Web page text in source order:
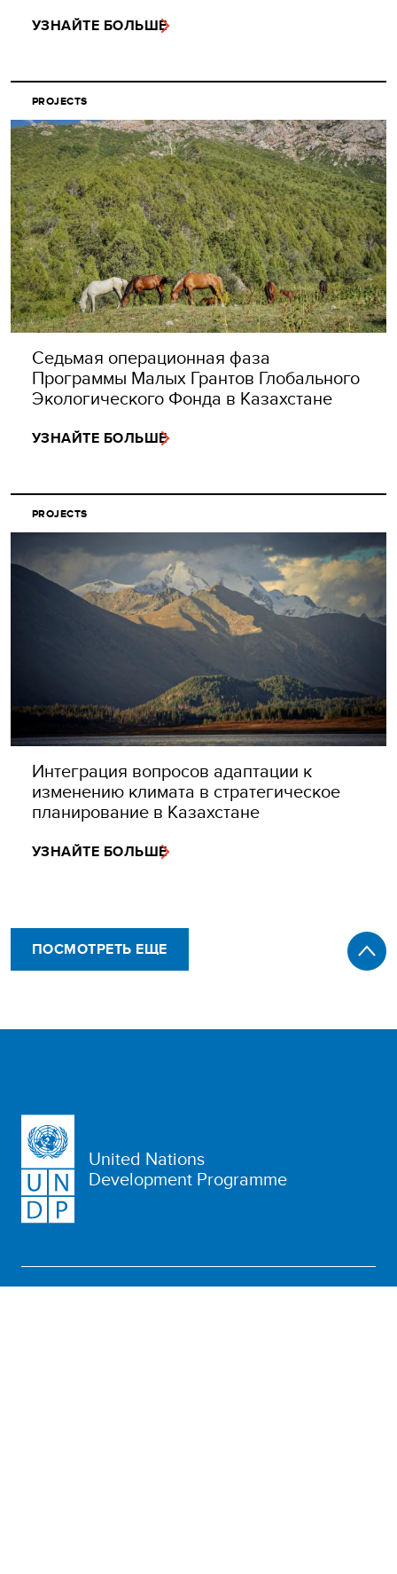
УЗНАЙТЕ БОЛЬШЕ
PROJECTS
Седьмая операционная фаза
Программы Малых Грантов Глобального
Экологического Фонда в Казахстане
УЗНАЙТЕ БОЛЬШЕ
PROJECTS
Интеграция вопросов адаптации к
изменению климата в стратегическое
планирование в Казахстане
УЗНАЙТЕ БОЛЬШЕ
ПОСМОТРЕТЬ ЕЩЕ
United Nations
Development Programme